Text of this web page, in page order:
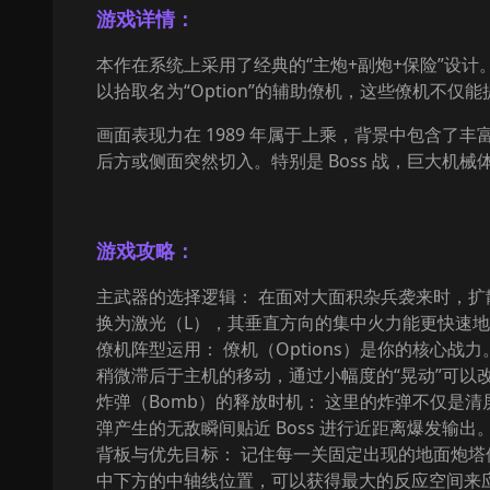
游戏详情：
本作在系统上采用了经典的“主炮+副炮+保险”设
以拾取名为“Option”的辅助僚机，这些僚机不仅
画面表现力在 1989 年属于上乘，背景中包含了
后方或侧面突然切入。特别是 Boss 战，巨大机
游戏攻略：
主武器的选择逻辑： 在面对大面积杂兵袭来时，
换为激光（L），其垂直方向的集中火力能更快速
僚机阵型运用： 僚机（Options）是你的核心战
稍微滞后于主机的移动，通过小幅度的“晃动”可以
炸弹（Bomb）的释放时机： 这里的炸弹不仅是
弹产生的无敌瞬间贴近 Boss 进行近距离爆发输出
背板与优先目标： 记住每一关固定出现的地面炮
中下方的中轴线位置，可以获得最大的反应空间来